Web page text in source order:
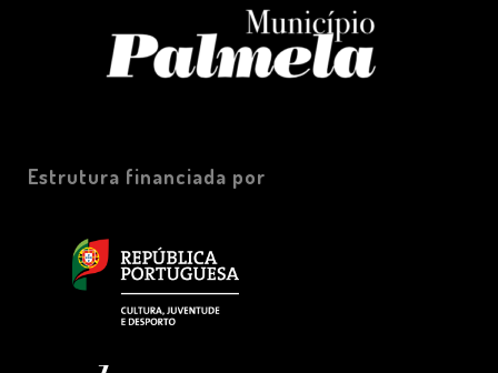
Estrutura financiada por